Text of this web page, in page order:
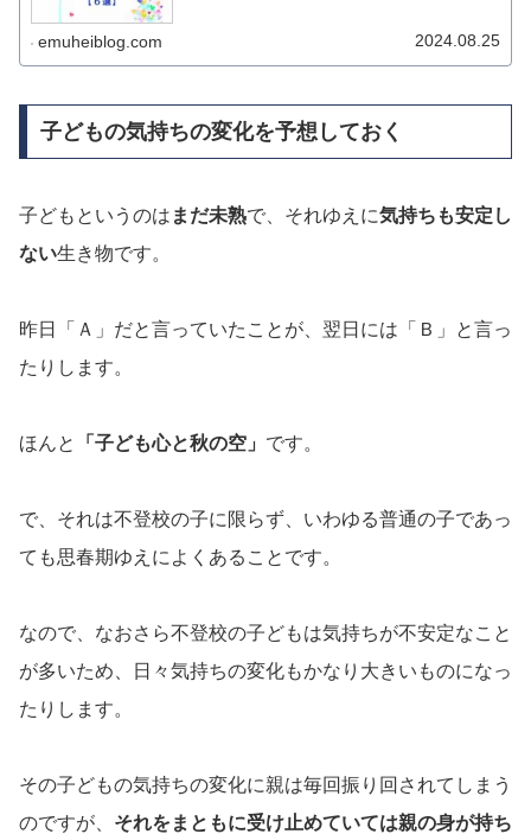
emuheiblog.com 2024.08.25
子どもの気持ちの変化を予想しておく
子どもというのは まだ未熟で、それゆえに気持ちも安定し
ない生き物です。
昨日「Ａ」だと言っていたことが、翌日には「Ｂ」と言っ
たりします。
ほんと 「子ども心と秋の空」 です。
で、それは不登校の子に限らず、いわゆる普通の子であっ
ても思春期ゆえによくあることです。
なので、なおさら不登校の子どもは気持ちが不安定なこと
が多いため、日々気持ちの変化もかなり大きいものになっ
たりします。
その子どもの気持ちの変化に親は毎回振り回されてしまう
のですが、 それをまともに受け止めていては親の身が持ち